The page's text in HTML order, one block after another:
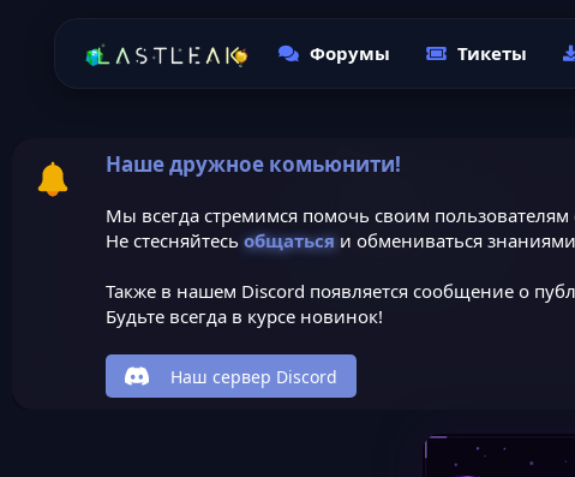
Форумы Тикеты
Наше дружное комьюнити!
Мы всегда стремимся помочь своим пользователям
Не стесняйтесь общатьсяи обмениваться
Также в нашем Discord появляется сообщение о
Будьте всегда в курсе новинок!
Наш сервер Discord